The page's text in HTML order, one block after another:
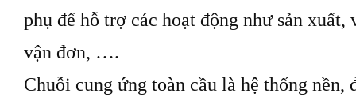
phụ để hỗ trợ các hoạt động như sản
vận đơn, ….
Chuỗi cung ứng toàn cầu là hệ thống nền,